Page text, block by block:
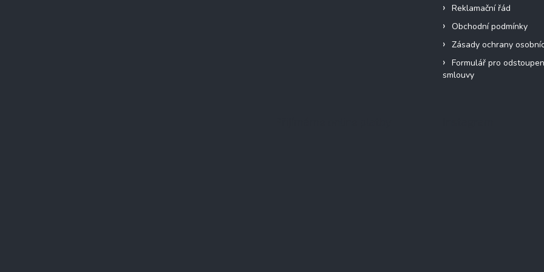
Reklamační řád
Obchodní podmínky
Zásady ochrany
Formulář pro
smlouvy